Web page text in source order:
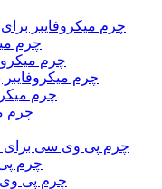
چرم میکروفایبر
چرم
چرم
چرم
چرم
چرم
چرم پی وی سی
چرم
چرم پی